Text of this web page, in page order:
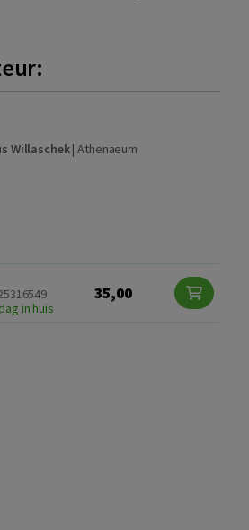
Willaschek|Athenaeum
in huis
35,00